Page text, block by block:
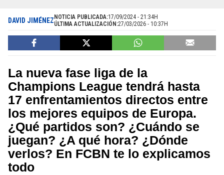
DAVID JIMÉNEZ NOTICIA PUBLICADA:17/09/2024 - 21:34H
ÚLTIMA ACTUALIZACIÓN:27/03/2026 - 10:37H
La nueva fase liga de la
Champions League tendrá hasta
17 enfrentamientos directos entre
los mejores equipos de Europa.
¿Qué partidos son? ¿Cuándo se
juegan? ¿A qué hora? ¿Dónde
verlos? En FCBN te lo explicamos
todo